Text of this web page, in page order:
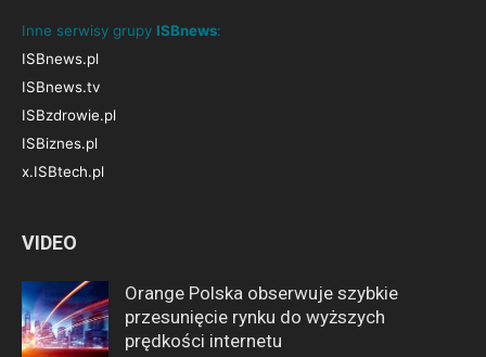
Inne serwisy grupy ISBnews:
ISBnews.pl
ISBnews.tv
ISBzdrowie.pl
ISBiznes.pl
x.ISBtech.pl
VIDEO
Orange Polska obserwuje szybkie
przesunięcie rynku do wyższych
prędkości internetu